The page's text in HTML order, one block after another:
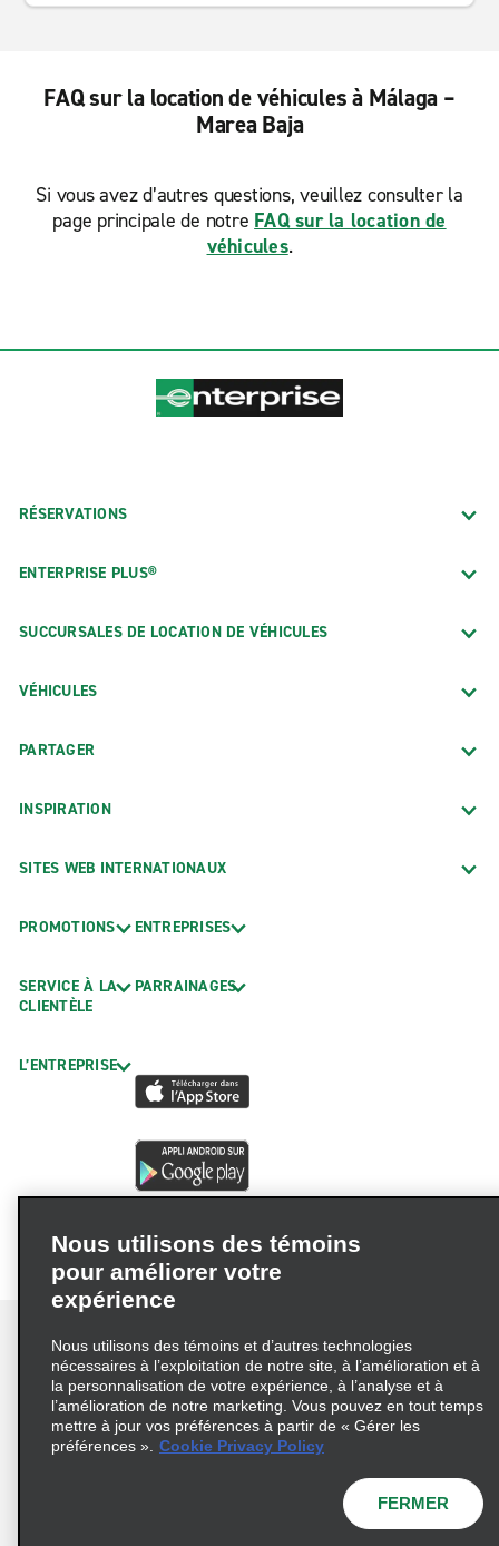
FAQ sur la location de véhicules à Málaga –
Marea Baja
Si vous avez d’autres questions, veuillez consulter la
page principale de notre FAQ sur la location de
véhicules.
RÉSERVATIONS
ENTERPRISE PLUS®
SUCCURSALES DE LOCATION DE VÉHICULES
VÉHICULES
PARTAGER
INSPIRATION
SITES WEB INTERNATIONAUX
PROMOTIONS
SERVICE À LA
CLIENTÈLE
L’ENTREPRISE
ENTREPRISES
PARRAINAGES
Conditions d’utilisation
Politique de confidentialité
Politique sur les fichiers témoins
© 2026 Enterprise Holdings, Inc. Tous droits réservés
Nous utilisons des témoins
pour améliorer votre
expérience
Nous utilisons des témoins et d’autres technologies
nécessaires à l’exploitation de notre site, à l’amélioration et à
la personnalisation de votre expérience, à l’analyse et à
l’amélioration de notre marketing. Vous pouvez en tout temps
mettre à jour vos préférences à partir de « Gérer les
préférences ». Cookie Privacy Policy
FERMER